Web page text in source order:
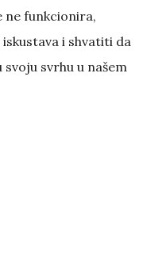
ne funkcionira,
i shvatiti da
svrhu u našem